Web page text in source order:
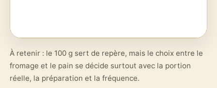
À retenir : le 100 g sert de repère, mais le choix entre le
fromage et le pain se décide surtout avec la portion
réelle, la préparation et la fréquence.